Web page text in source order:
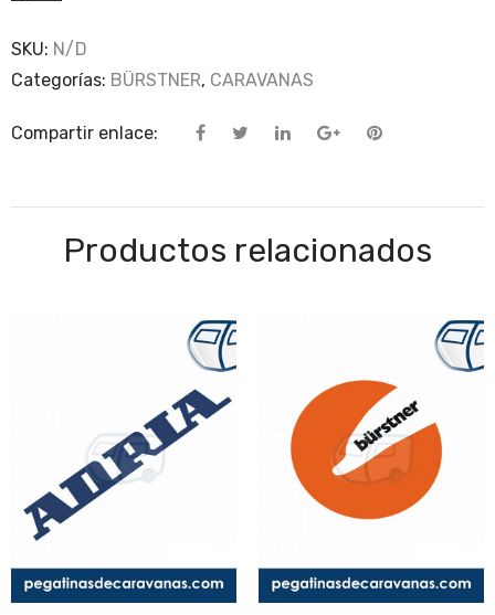
SKU: N/D
Categorías: BÜRSTNER, CARAVANAS
Compartir enlace:
Productos relacionados